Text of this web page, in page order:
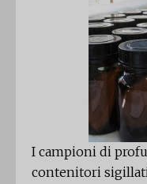
I campioni di
contenitori